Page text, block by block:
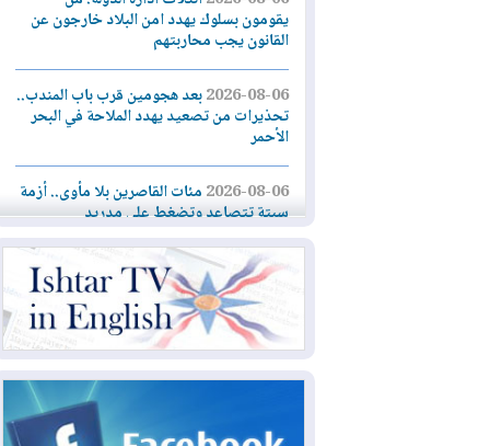
يقومون بسلوك يهدد امن البلاد خارجون عن
القانون يجب محاربتهم
2026-08-06بعد هجومين قرب باب المندب..
تحذيرات من تصعيد يهدد الملاحة في البحر
الأحمر
2026-08-06مئات القاصرين بلا مأوى.. أزمة
سبتة تتصاعد وتضغط على مدريد
2026-08-05
لمدة عام.. بدء توريد 100
مليون قدم مكعب يومياً من غاز كورمور في
إقليم كوردستان إلى وزارة الكهرباء العراقية
ملامح أخطر التحديات التي تواجه العراق